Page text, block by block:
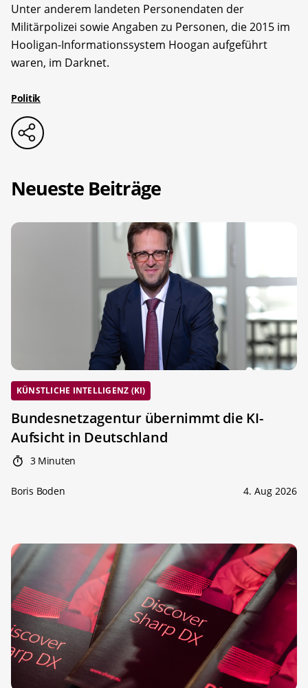
Unter anderem landeten Personendaten der
Militärpolizei sowie Angaben zu Personen, die 2015 im
Hooligan-Informationssystem Hoogan aufgeführt
waren, im Darknet.
Politik
Neueste Beiträge
KÜNSTLICHE INTELLIGENZ (KI)
Bundesnetzagentur übernimmt die KI-
Aufsicht in Deutschland
3 Minuten
Boris Boden 4. Aug 2026